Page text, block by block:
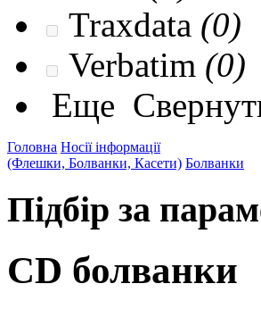
Traxdata (0)
Verbatim (0)
Еще
Головна Носії інформації
(Флешки, Болванки, Касети) Болванки
Підбір за
CD болванки